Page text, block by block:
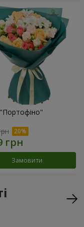
Замовити